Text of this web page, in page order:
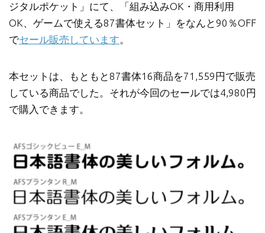
ジタルポケット」にて、「組み込みOK・商用利用
OK、ゲームで使える87書体セット」をなんと90％OFF
でセール販売しています。
本セットは、もともと87書体16商品を71,559円で販売
している商品でした。それが今回のセールでは4,980円
で購入できます。